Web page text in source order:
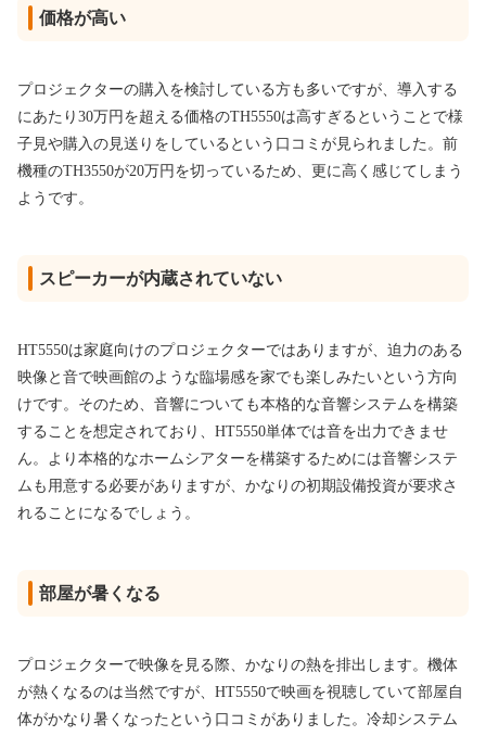
価格が高い
プロジェクターの購入を検討している方も多いですが、導入する
にあたり30万円を超える価格のTH5550は高すぎるということで様
子見や購入の見送りをしているという口コミが見られました。前
機種のTH3550が20万円を切っているため、更に高く感じてしまう
ようです。
スピーカーが内蔵されていない
HT5550は家庭向けのプロジェクターではありますが、迫力のある
映像と音で映画館のような臨場感を家でも楽しみたいという方向
けです。そのため、音響についても本格的な音響システムを構築
することを想定されており、HT5550単体では音を出力できませ
ん。より本格的なホームシアターを構築するためには音響システ
ムも用意する必要がありますが、かなりの初期設備投資が要求さ
れることになるでしょう。
部屋が暑くなる
プロジェクターで映像を見る際、かなりの熱を排出します。機体
が熱くなるのは当然ですが、HT5550で映画を視聴していて部屋自
体がかなり暑くなったという口コミがありました。冷却システム